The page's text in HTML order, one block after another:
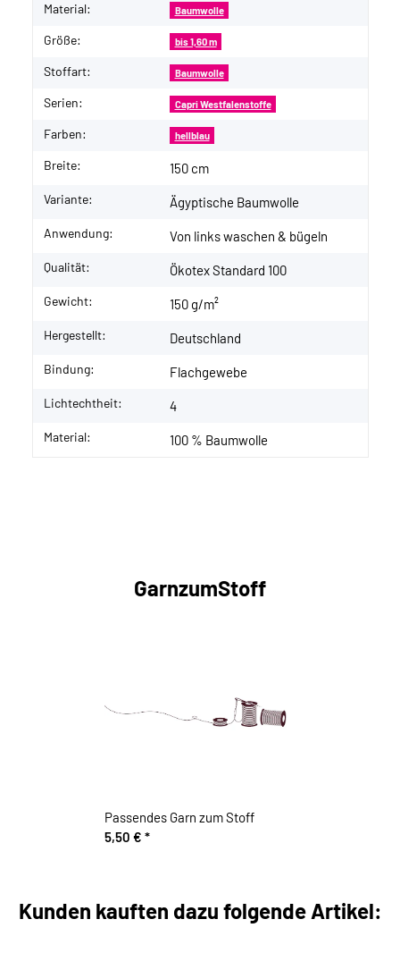
Material: Baumwolle
Größe: bis 1,60 m
Stoffart: Baumwolle
Serien: Capri Westfalenstoffe
Farben: hellblau
Breite: 150 cm
Variante: Ägyptische Baumwolle
Anwendung: Von links waschen & bügeln
Qualität: Ökotex Standard 100
Gewicht: 150 g/m²
Hergestellt: Deutschland
Bindung: Flachgewebe
Lichtechtheit: 4
Material: 100 % Baumwolle
GarnzumStoff
Passendes Garn zum Stoff
5,50 € *
Kunden kauften dazu folgende Artikel: